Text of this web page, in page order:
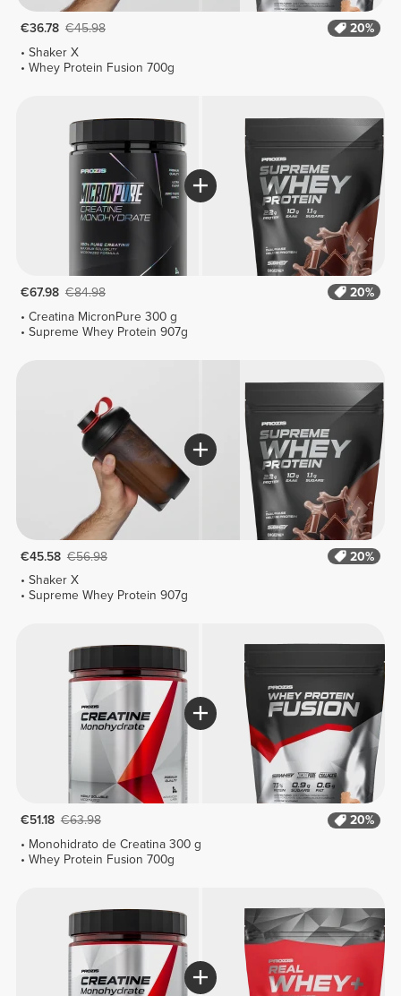
€36.78 €45.98
20%
Shaker X
Whey Protein Fusion 700g
€67.98 €84.98
20%
Creatina MicronPure 300 g
Supreme Whey Protein 907g
€45.58 €56.98
20%
Shaker X
Supreme Whey Protein 907g
€51.18 €63.98
20%
Monohidrato de Creatina 300 g
Whey Protein Fusion 700g